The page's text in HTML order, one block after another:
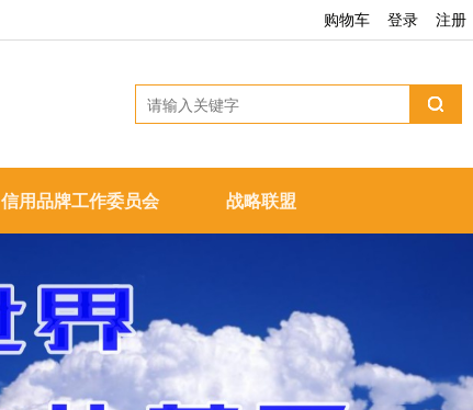
登录 注册
购物车
信用品牌工作委员会 战略联盟